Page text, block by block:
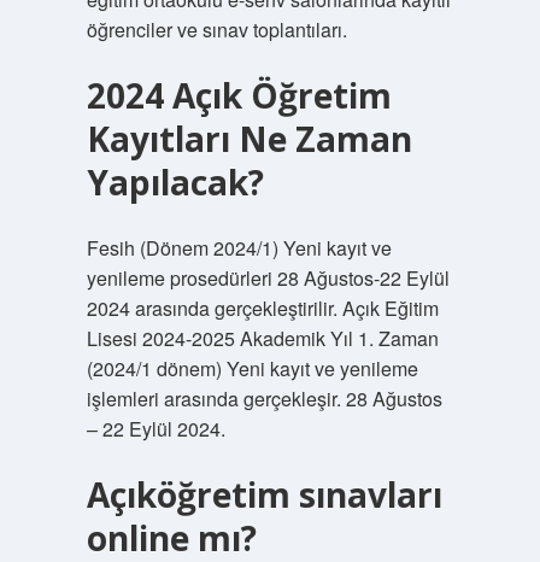
öğrenciler ve sınav toplantıları.
2024 Açık Öğretim
Kayıtları Ne Zaman
Yapılacak?
Fesih (Dönem 2024/1) Yeni kayıt ve
yenileme prosedürleri 28 Ağustos-22 Eylül
2024 arasında gerçekleştirilir. Açık Eğitim
Lisesi 2024-2025 Akademik Yıl 1. Zaman
(2024/1 dönem) Yeni kayıt ve yenileme
işlemleri arasında gerçekleşir. 28 Ağustos
– 22 Eylül 2024.
Açıköğretim sınavları
online mı?